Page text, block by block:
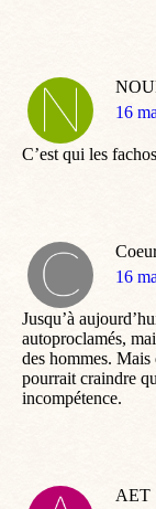
dit
16
C’est qui les
dit
16
Jusqu’à
autoproclamés,
des hommes. Mais
pourrait craindre
incompétence.
AET